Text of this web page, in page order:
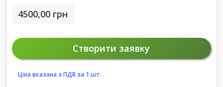
4500,00 грн
Створити заявку
Ціна вказана з ПДВ за 1 шт.